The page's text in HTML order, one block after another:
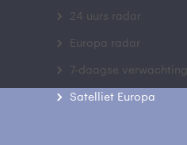
24 uurs radar
Europa radar
7-daagse verwachting
Satelliet Europa